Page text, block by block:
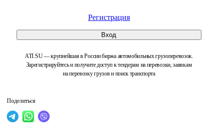
Регистрация
Вход
ATI.SU — крупнейшая в России биржа автомобильных грузоперевозок.
Зарегистрируйтесь и получите доступ к тендерам на перевозки, заявкам
на перевозку грузов и поиск транспорта
Поделиться